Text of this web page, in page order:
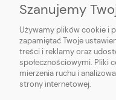
O NAS
OBSŁUGA KLIENTA
Szanujemy
Używamy plików cookie i
zapamiętać Twoje
treści i reklamy oraz
społecznościowymi. Pliki
mierzenia ruchu i
strony internetowej.